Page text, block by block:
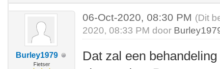
Burley1979
Fietser
06-Oct-2020, 08:30 PM (Dit
2020, 08:33 PM door
Dat zal een